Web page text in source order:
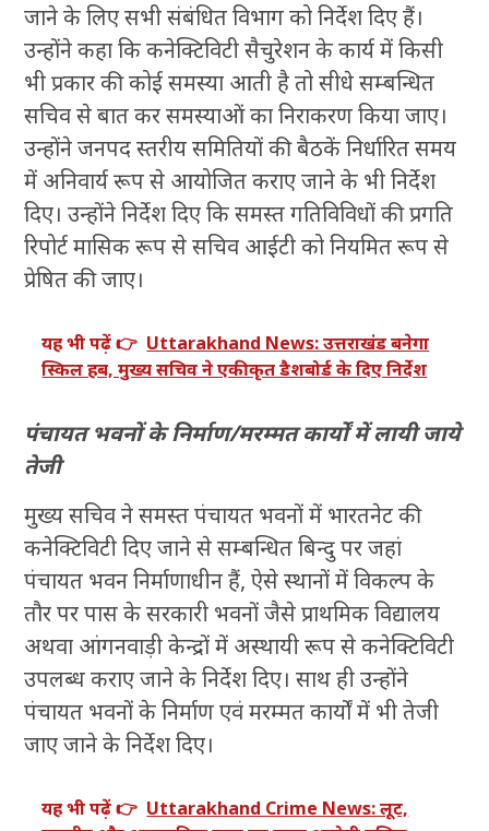
जाने के लिए सभी संबंधित विभाग को निर्देश दिए हैं।
उन्होंने कहा कि कनेक्टिविटी सैचुरेशन के कार्य में किसी
भी प्रकार की कोई समस्या आती है तो सीधे सम्बन्धित
सचिव से बात कर समस्याओं का निराकरण किया जाए।
उन्होंने जनपद स्तरीय समितियों की बैठकें निर्धारित समय
में अनिवार्य रूप से आयोजित कराए जाने के भी निर्देश
दिए। उन्होंने निर्देश दिए कि समस्त गतिविविधों की प्रगति
रिपोर्ट मासिक रूप से सचिव आईटी को नियमित रूप से
प्रेषित की जाए।
यह भी पढ़ें 👉 Uttarakhand News: उत्तराखंड बनेगा
स्किल हब, मुख्य सचिव ने एकीकृत डैशबोर्ड के दिए निर्देश
पंचायत भवनों के निर्माण/मरम्मत कार्यों में लायी जाये
तेजी
मुख्य सचिव ने समस्त पंचायत भवनों में भारतनेट की
कनेक्टिविटी दिए जाने से सम्बन्धित बिन्दु पर जहां
पंचायत भवन निर्माणाधीन हैं, ऐसे स्थानों में विकल्प के
तौर पर पास के सरकारी भवनों जैसे प्राथमिक विद्यालय
अथवा आंगनवाड़ी केन्द्रों में अस्थायी रूप से कनेक्टिविटी
उपलब्ध कराए जाने के निर्देश दिए। साथ ही उन्होंने
पंचायत भवनों के निर्माण एवं मरम्मत कार्यों में भी तेजी
जाए जाने के निर्देश दिए।
यह भी पढ़ें 👉 Uttarakhand Crime News: लूट,